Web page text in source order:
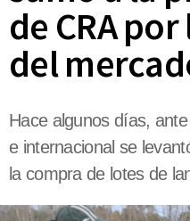
de CRA
del
Hace algunos días,
e internacional se
la compra de lotes de